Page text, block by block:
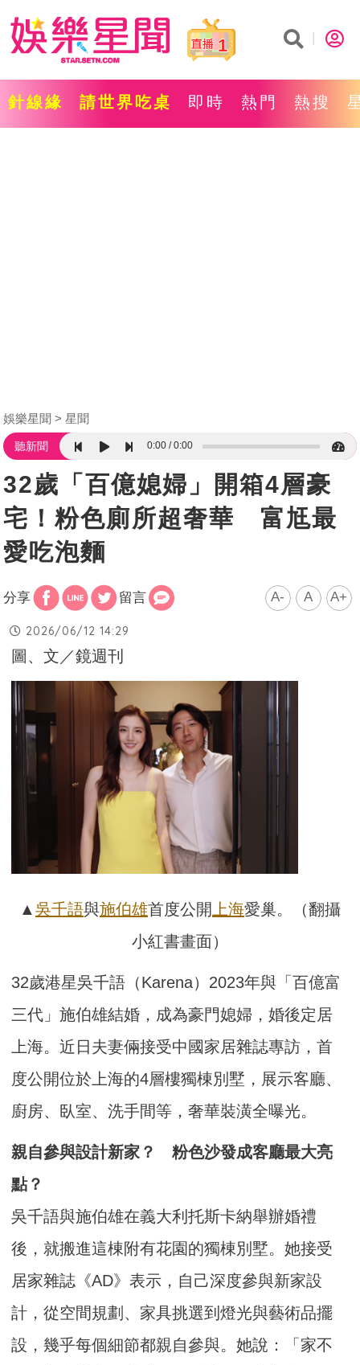
1
針線緣 請世界吃桌 即時 熱門 熱搜
娛樂星聞 星聞
聽新聞 0:00 0:00
32歲「百億媳婦」開箱4層豪
宅！粉色廁所超奢華 富尪最
愛吃泡麵
分享 留言 A- A A+
2026/06/12 14:29
圖、文／鏡週刊
▲ 吳千語與施伯雄首度公開 上海愛巢。（翻攝
小紅書畫面）
32歲港星吳千語（Karena）2023年與「百億富
三代」施伯雄結婚，成為豪門媳婦，婚後定居
上海。近日夫妻倆接受中國家居雜誌專訪，首
度公開位於上海的4層樓獨棟別墅，展示客廳、
廚房、臥室、洗手間等，奢華裝潢全曝光。
親自參與設計新家？ 粉色沙發成客廳最大亮
點？
吳千語與施伯雄在義大利托斯卡納舉辦婚禮
後，就搬進這棟附有花園的獨棟別墅。她接受
居家雜誌《AD》表示，自己深度參與新家設
計，從空間規劃、家具挑選到燈光與藝術品擺
設，幾乎每個細節都親自參與。她說：「家不